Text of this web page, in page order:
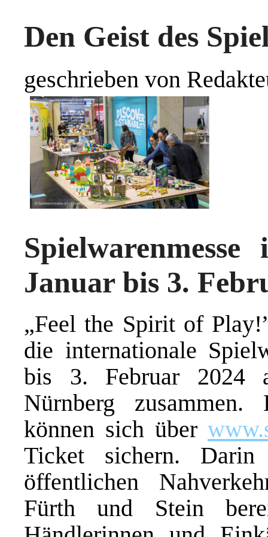
Den Geist des
geschrieben von
Januar bis 3.
„Feel the Spirit of
die internationale
bis 3. Februar 2024
Nürnberg zusammen.
können sich über
Ticket sichern.
öffentlichen
Fürth und Stein